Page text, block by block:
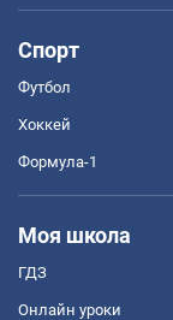
Спорт
Футбол
Хоккей
Формула-1
Моя школа
ГДЗ
Онлайн уроки